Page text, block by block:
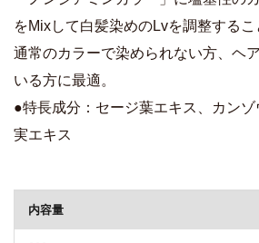
をMixして白髪染めのLvを調整するこ
通常のカラーで染められない方、ヘ
いる方に最適。
●特長成分：セージ葉エキス、カン
実エキス
内容量